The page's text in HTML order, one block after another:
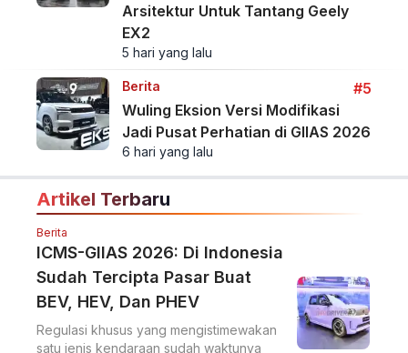
Arsitektur Untuk Tantang Geely
EX2
5 hari yang lalu
Berita
#5
Wuling Eksion Versi Modifikasi
Jadi Pusat Perhatian di GIIAS 2026
6 hari yang lalu
Artikel Terbaru
Berita
ICMS-GIIAS 2026: Di Indonesia
Sudah Tercipta Pasar Buat
BEV, HEV, Dan PHEV
Regulasi khusus yang mengistimewakan
satu jenis kendaraan sudah waktunya